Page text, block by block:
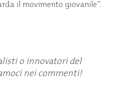
il movimento giovanile”.
o innovatori del
nei commenti!